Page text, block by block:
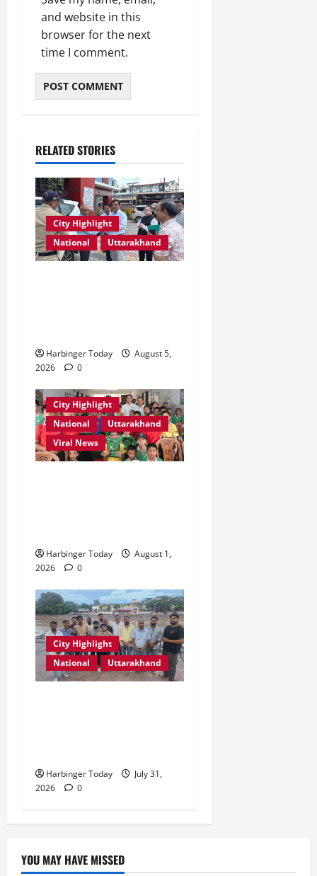
and website in this
browser for the next
time I comment.
RELATED STORIES
City Highlight
National
Uttarakhand
Harbinger Today
August 5,
2026
0
City Highlight
National
Uttarakhand
Viral News
Harbinger Today
August 1,
2026
0
City Highlight
National
Uttarakhand
Harbinger Today
July 31,
2026
0
YOU MAY HAVE MISSED